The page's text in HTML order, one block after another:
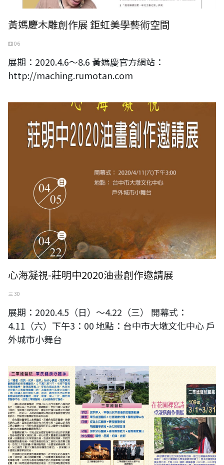
黃媽慶木雕創作展 鉅虹美學藝術空間
四 06
展期：2020.4.6～8.6 黃媽慶官方網站：
http://maching.rumotan.com
心海凝視-莊明中2020油畫創作邀請展
心海凝視-莊明中2020油畫創作邀請展
三 30
展期：2020.4.5（日）～4.22（三） 開幕式：
4.11（六）下午3：00 地點：台中市大墩文化中心 戶
外城市小舞台
卓淑倩創作個展~在花園裡寫詩